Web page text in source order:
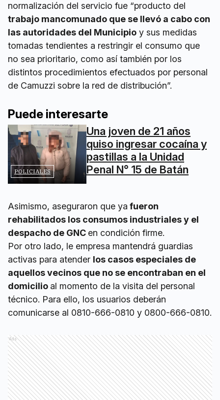
normalización del servicio fue “producto del
trabajo mancomunado que se llevó a cabo con
las autoridades del Municipio y sus medidas
tomadas tendientes a restringir el consumo que
no sea prioritario, como así también por los
distintos procedimientos efectuados por personal
de Camuzzi sobre la red de distribución”.
Puede interesarte
POLICIALES
Una joven de 21 años
quiso ingresar cocaína y
pastillas a la Unidad
Penal N° 15 de Batán
Asimismo, aseguraron que ya fueron
rehabilitados los consumos industriales y el
despacho de GNC en condición firme.
Por otro lado, le empresa mantendrá guardias
activas para atender los casos especiales de
aquellos vecinos que no se encontraban en el
domicilio al momento de la visita del personal
técnico. Para ello, los usuarios deberán
comunicarse al 0810-666-0810 y 0800-666-0810.
Ads